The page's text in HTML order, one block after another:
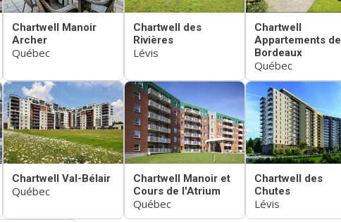
Chartwell Manoir
Archer
Québec
Chartwell des
Rivières
Lévis
Chartwell
Appartements de
Bordeaux
Québec
Chartwell Val-Bélair
Québec
Chartwell Manoir et
Cours de l'Atrium
Québec
Chartwell des
Chutes
Lévis